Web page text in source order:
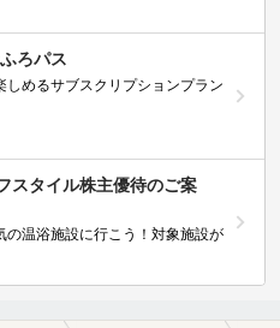
ろパス
しめるサブスクリプションプラン
スタイル株主優待のご案
の温浴施設に行こう！対象施設が